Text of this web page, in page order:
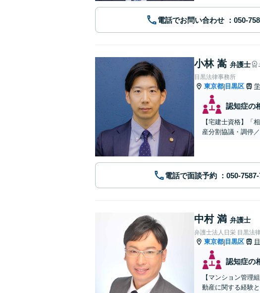
電話でお問い合わせ
小林 嵩 弁護士
目黒法律事務所
東京都| 目黒区
認知症の
【宅建士資格】「
産分割協議・調停
電話で面談予約
中村 満 弁護士
弁護士法人日栄 目黒法
東京都| 目黒区
認知症の
【マンション管理
動産に関する経験